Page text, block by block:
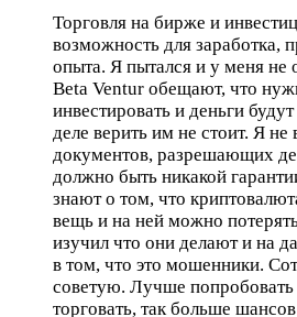
Торговля на бирже и
возможность для заработка,
опыта. Я пытался и у меня не
Beta Ventur обещают, что
инвестировать и деньги
деле верить им не стоит. Я
документов, разрешающих
должно быть никакой
знают о том, что
вещь и на ней можно
изучил что они делают и на
в том, что это мошенники.
советую. Лучше попробовать
торговать, так больше